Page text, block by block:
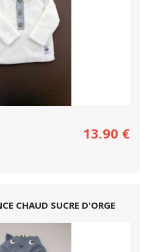
13.90 €
CHAUD SUCRE D'ORGE